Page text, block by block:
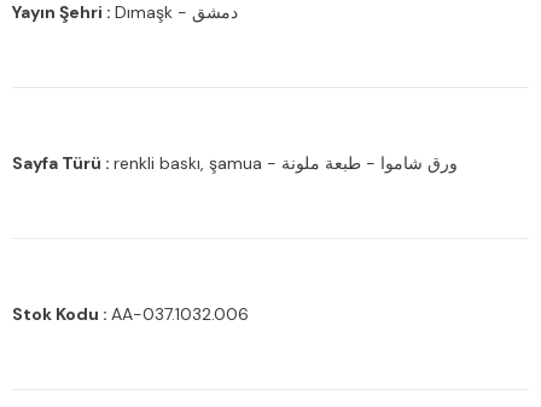
Yayın Şehri : Dımaşk - دمشق
Sayfa Türü : renkli baskı, şamua - ورق شاموا - طبعة ملونة
Stok Kodu : AA-037.1032.006